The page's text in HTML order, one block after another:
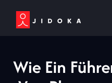
Wie Ein